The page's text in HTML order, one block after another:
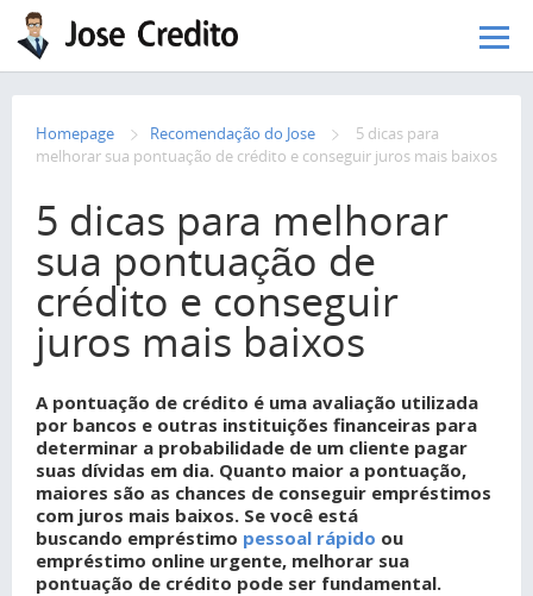
Pular para o conteúdo principal
Homepage Recomendação do Jose
5 dicas para
melhorar sua pontuação de crédito e conseguir juros mais baixos
5 dicas para melhorar
sua pontuação de
crédito e conseguir
juros mais baixos
A pontuação de crédito é uma avaliação utilizada
por bancos e outras instituições financeiras para
determinar a probabilidade de um cliente pagar
suas dívidas em dia. Quanto maior a pontuação,
maiores são as chances de conseguir empréstimos
com juros mais baixos. Se você está
buscando empréstimo pessoal rápido ou
empréstimo online urgente, melhorar sua
pontuação de crédito pode ser fundamental.